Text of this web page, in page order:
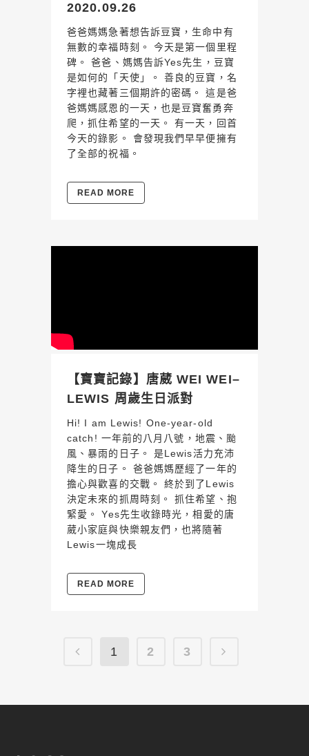
2020.09.26
爸爸媽媽急著想告訴豆寶，生命中有
無數的幸福時刻。 今天是第一個里程
碑。 爸爸、媽媽告訴Yes先生，豆寶
是如何的「天使」。 善良的豆寶，名
字裡也藏著三個期許的密碼。 這是爸
爸媽媽感恩的一天，也是豆寶奮勇奔
爬，抓住希望的一天。 有一天，回首
今天的錄影。 會發現我們早早便擁有
了全部的祝福。
READ MORE
【寶寶記錄】唐葳 WEI WEI–
LEWIS 周歲生日派對
Hi! I am Lewis! One-year-old
catch! 一年前的八月八號，地震、颱
風、暴雨的日子。 是Lewis活力充沛
降生的日子。 爸爸媽媽歷經了一年的
擔心與歡喜的交戰。 終於到了Lewis
決定未來的抓周時刻。 抓住希望、抱
緊愛。 Yes先生收錄時光，相愛的唐
葳小家庭與快樂親友們，也將隨著
Lewis一塊成長
READ MORE
1 2 3